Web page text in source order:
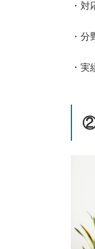
・
・
・
②